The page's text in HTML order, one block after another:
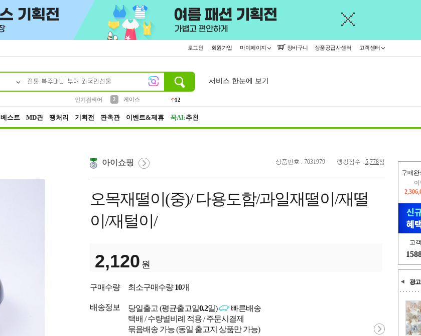
로그인 회원가입 마이페이지 장바구니 상품공급사센터 고객센터
인기검색어
2
3
생수 454
서비스 한눈에 보기
베스트 MD관 땡처리 기획전 판촉관 이벤트&제휴 꾹AI:추천
구매완
고
광고
상품번호 : 7031979 랭킹점수 : 5,778점
아이쇼핑
오목재떨이(중)/ 다용도함/과일재떨이/재떨
이/재털이/
2,120 원
구매수량 최소구매수량10개
배송정보 당일출고 (평균출고일0.2일)
빠른배송
택배 / 수량별비례 적용 / 주문시결제
묶음배송 가능 (동일 출고지 상품만 가능)